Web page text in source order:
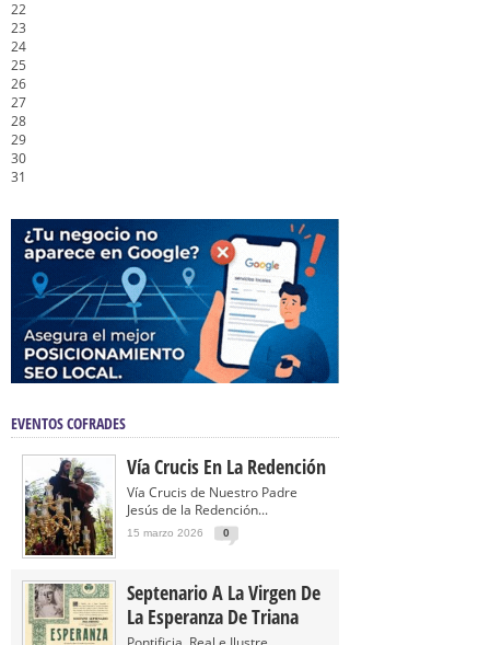
22
23
24
25
26
27
28
29
30
31
EVENTOS COFRADES
Vía Crucis En La Redención
Vía Crucis de Nuestro Padre
Jesús de la Redención...
15 marzo 2026 0
Septenario A La Virgen De
La Esperanza De Triana